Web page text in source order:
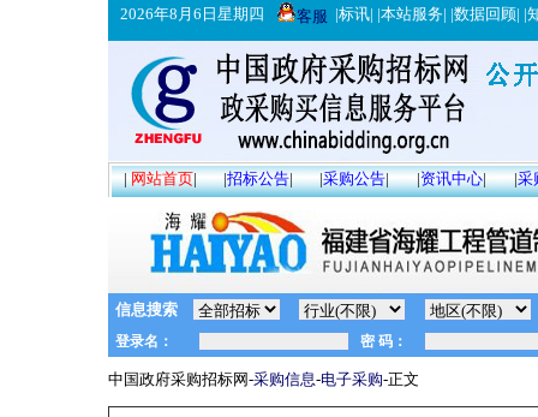
2026年8月6日星期四 客服 |标讯| |本站服务| |数据回顾| |
|网站首页| |招标公告| |采购公告| |资讯中心| |采
信息搜索
中国政府采购招标网-采购信息-电子采购-正文